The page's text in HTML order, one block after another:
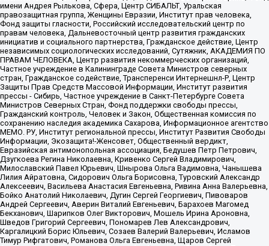
имени Андрея Рылькова, Сфера, Центр СИБАЛЬТ, Уральская
правозащитная группа, Женщины Евразии, Институт прав человека,
Фонд защиты гласности, Российский исследовательский центр по
правам человека, Дальневосточный центр развития гражданских
инициатив и социального партнерства, Гражданское действие, Центр
независимых социологических исследований, Сутяжник, АКАДЕМИЯ ПО
ПРАВАМ ЧЕЛОВЕКА, Центр развития некоммерческих организаций,
Частное учреждение в Калининграде Совета Министров северных
стран, Гражданское содействие, Трансперенси Интернешнл-Р, Центр
Защиты Прав Средств Массовой Информации, Институт развития
прессы - Сибирь, Частное учреждение в Санкт-Петербурге Совета
Министров Северных Стран, Фонд поддержки свободы прессы,
Гражданский контроль, Человек и Закон, Общественная комиссия по
сохранению наследия академика Сахарова, Информационное агентство
МЕМО. РУ, Институт региональной прессы, Институт Развития Свободы
Информации, Экозащита!-Женсовет, Общественный вердикт,
Евразийская антимонопольная ассоциация, Бедушев Петр Петрович,
Дзугкоева Регина Николаевна, Кривенко Сергей Владимирович,
Милославский Павел Юрьевич, Шнырова Ольга Вадимовна, Чанышева
Лилия Айратовна, Сидорович Ольга Борисовна, Туровский Александр
Алексеевич, Васильева Анастасия Евгеньевна, Ривина Анна Валерьевна,
Бойко Анатолий Николаевич, Дугин Сергей Георгиевич, Пивоваров
Андрей Сергеевич, Аверин Виталий Евгеньевич, Барахоев Магомед
Бекханович, Шарипков Олег Викторович, Мошель Ирина Ароновна,
Шведов Григорий Сергеевич, Пономарев Лев Александрович,
Каргалицкий Борис Юльевич, Созаев Валерий Валерьевич, Исламов
Тимур Рифгатович, Романова Ольга Евгеньевна, Щаров Сергей